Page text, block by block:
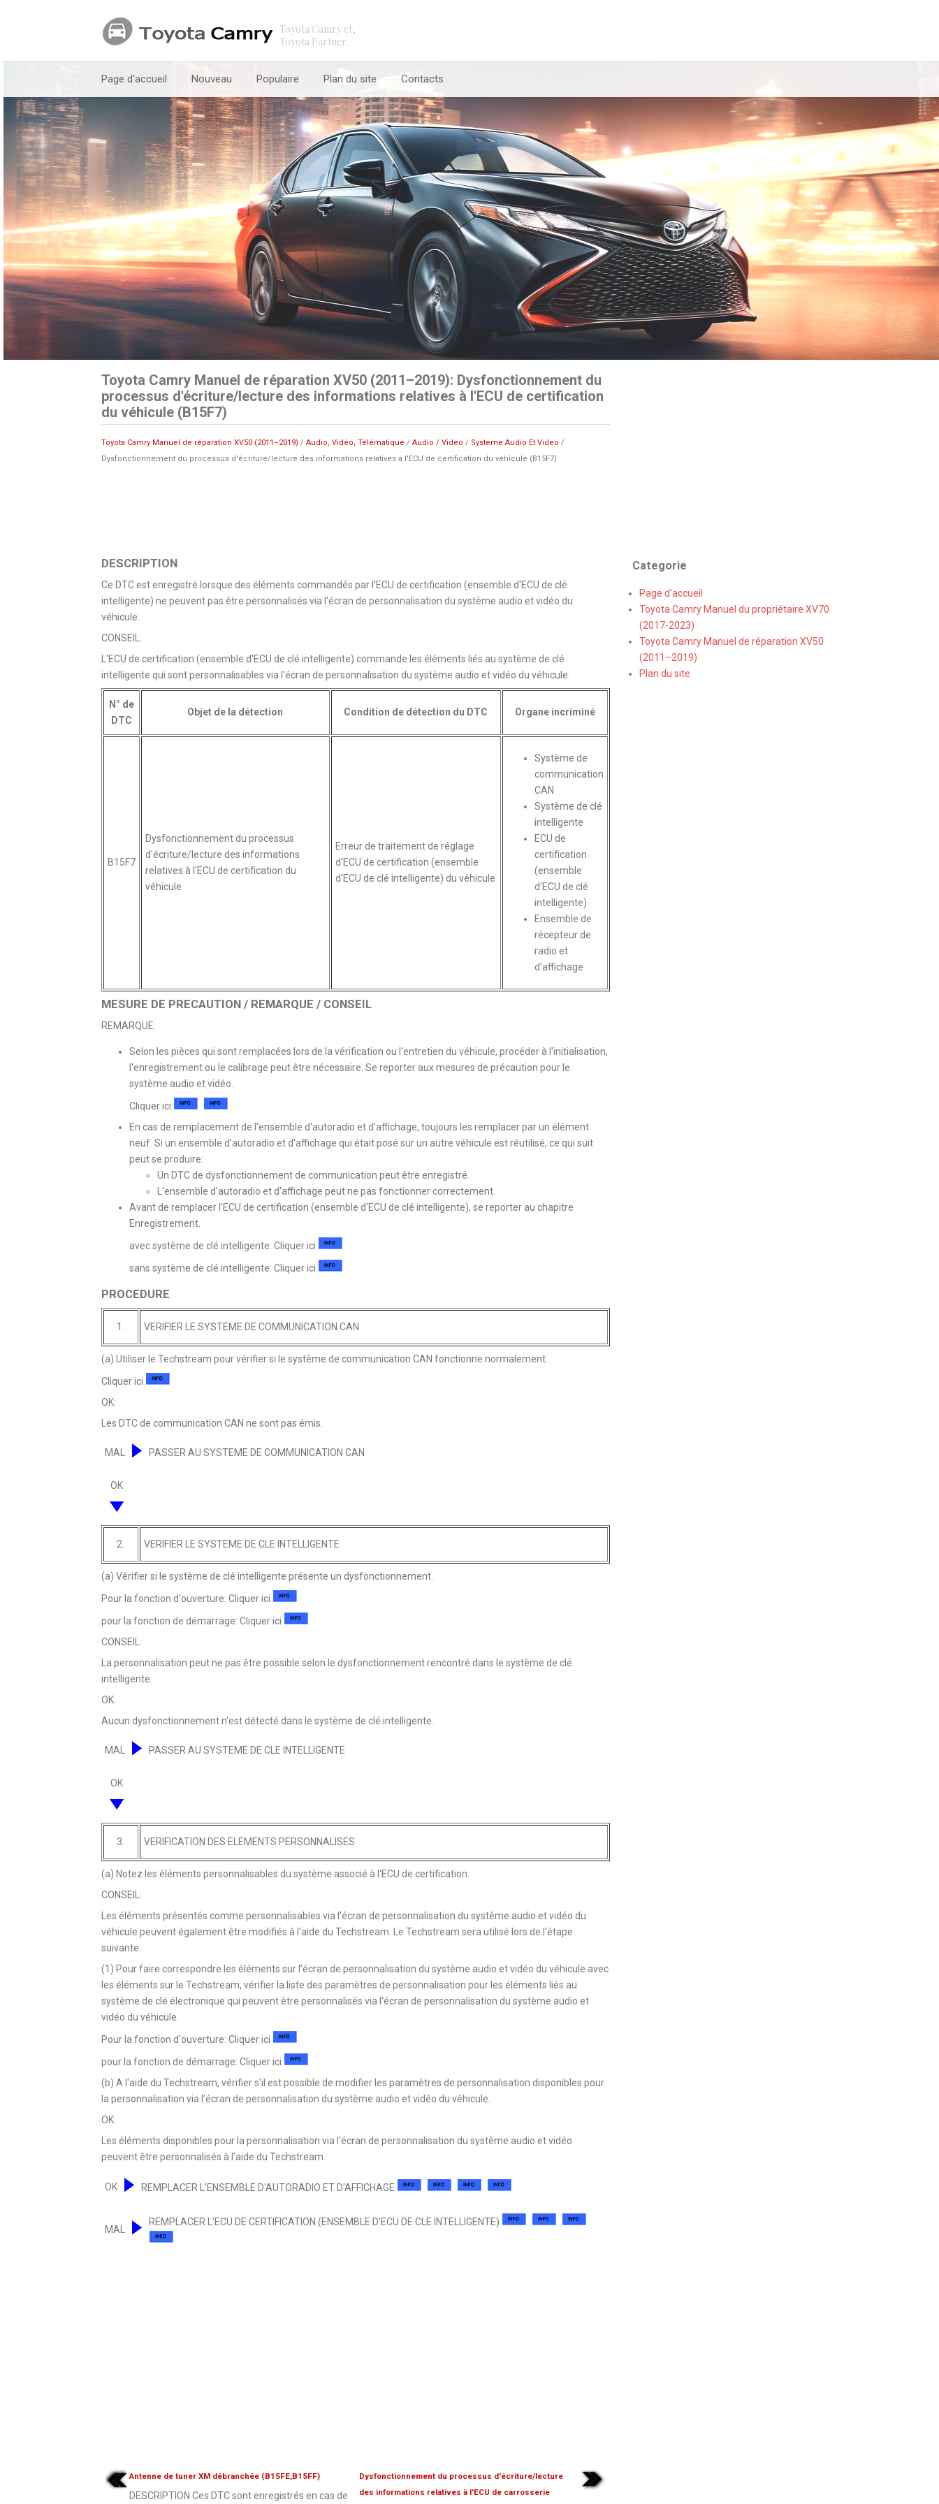
Toyota Camry et,
Toyota Partner.
Page d'accueil Nouveau Populaire Plan du site Contacts
Toyota Camry Manuel de réparation XV50 (2011–2019): Dysfonctionnement du
processus d'écriture/lecture des informations relatives à l'ECU de certification
du véhicule (B15F7)
Toyota Camry Manuel de réparation XV50 (2011–2019) / Audio, Vidéo, Télématique / Audio / Video / Systeme Audio Et Video /
Dysfonctionnement du processus d'écriture/lecture des informations relatives à l'ECU de certification du véhicule (B15F7)
DESCRIPTION
Ce DTC est enregistré lorsque des éléments commandés par l'ECU de certification (ensemble d'ECU de clé
intelligente) ne peuvent pas être personnalisés via l'écran de personnalisation du système audio et vidéo du
véhicule.
CONSEIL:
L'ECU de certification (ensemble d'ECU de clé intelligente) commande les éléments liés au système de clé
intelligente qui sont personnalisables via l'écran de personnalisation du système audio et vidéo du véhicule.
N° de
DTC
Objet de la détection Condition de détection du DTC Organe incriminé
B15F7
Dysfonctionnement du processus
d'écriture/lecture des informations
relatives à l'ECU de certification du
véhicule
Erreur de traitement de réglage
d'ECU de certification (ensemble
d'ECU de clé intelligente) du véhicule
Système de
communication
CAN
Système de clé
intelligente
ECU de
certification
(ensemble
d'ECU de clé
intelligente)
Ensemble de
récepteur de
radio et
d'affichage
MESURE DE PRECAUTION / REMARQUE / CONSEIL
REMARQUE:
Selon les pièces qui sont remplacées lors de la vérification ou l'entretien du véhicule, procéder à l'initialisation,
l'enregistrement ou le calibrage peut être nécessaire. Se reporter aux mesures de précaution pour le
système audio et vidéo.
Cliquer ici
En cas de remplacement de l'ensemble d'autoradio et d'affichage, toujours les remplacer par un élément
neuf. Si un ensemble d'autoradio et d'affichage qui était posé sur un autre véhicule est réutilisé, ce qui suit
peut se produire:
Un DTC de dysfonctionnement de communication peut être enregistré.
L'ensemble d'autoradio et d'affichage peut ne pas fonctionner correctement.
Avant de remplacer l'ECU de certification (ensemble d'ECU de clé intelligente), se reporter au chapitre
Enregistrement.
avec système de clé intelligente: Cliquer ici
sans système de clé intelligente: Cliquer ici
PROCEDURE
1. VERIFIER LE SYSTEME DE COMMUNICATION CAN
(a) Utiliser le Techstream pour vérifier si le système de communication CAN fonctionne normalement.
Cliquer ici
OK:
Les DTC de communication CAN ne sont pas émis.
MAL PASSER AU SYSTEME DE COMMUNICATION CAN
OK
2. VERIFIER LE SYSTEME DE CLE INTELLIGENTE
(a) Vérifier si le système de clé intelligente présente un dysfonctionnement.
Pour la fonction d'ouverture: Cliquer ici
pour la fonction de démarrage: Cliquer ici
CONSEIL:
La personnalisation peut ne pas être possible selon le dysfonctionnement rencontré dans le système de clé
intelligente.
OK:
Aucun dysfonctionnement n'est détecté dans le système de clé intelligente.
MAL PASSER AU SYSTEME DE CLE INTELLIGENTE
OK
3. VERIFICATION DES ELEMENTS PERSONNALISES
(a) Notez les éléments personnalisables du système associé à l'ECU de certification.
CONSEIL:
Les éléments présentés comme personnalisables via l'écran de personnalisation du système audio et vidéo du
véhicule peuvent également être modifiés à l'aide du Techstream. Le Techstream sera utilisé lors de l'étape
suivante.
(1) Pour faire correspondre les éléments sur l'écran de personnalisation du système audio et vidéo du véhicule avec
les éléments sur le Techstream, vérifier la liste des paramètres de personnalisation pour les éléments liés au
système de clé électronique qui peuvent être personnalisés via l'écran de personnalisation du système audio et
vidéo du véhicule.
Pour la fonction d'ouverture: Cliquer ici
pour la fonction de démarrage: Cliquer ici
(b) A l'aide du Techstream, vérifier s'il est possible de modifier les paramètres de personnalisation disponibles pour
la personnalisation via l'écran de personnalisation du système audio et vidéo du véhicule.
OK:
Les éléments disponibles pour la personnalisation via l'écran de personnalisation du système audio et vidéo
peuvent être personnalisés à l'aide du Techstream.
OK REMPLACER L'ENSEMBLE D'AUTORADIO ET D'AFFICHAGE
MAL
REMPLACER L'ECU DE CERTIFICATION (ENSEMBLE D'ECU DE CLE INTELLIGENTE)
Antenne de tuner XM débranchée (B15FE,B15FF)
DESCRIPTION Ces DTC sont enregistrés en cas de
Dysfonctionnement du processus d'écriture/lecture
des informations relatives à l'ECU de carrosserie
Categorie
Page d'accueil
Toyota Camry Manuel du propriétaire XV70
(2017-2023)
Toyota Camry Manuel de réparation XV50
(2011–2019)
Plan du site